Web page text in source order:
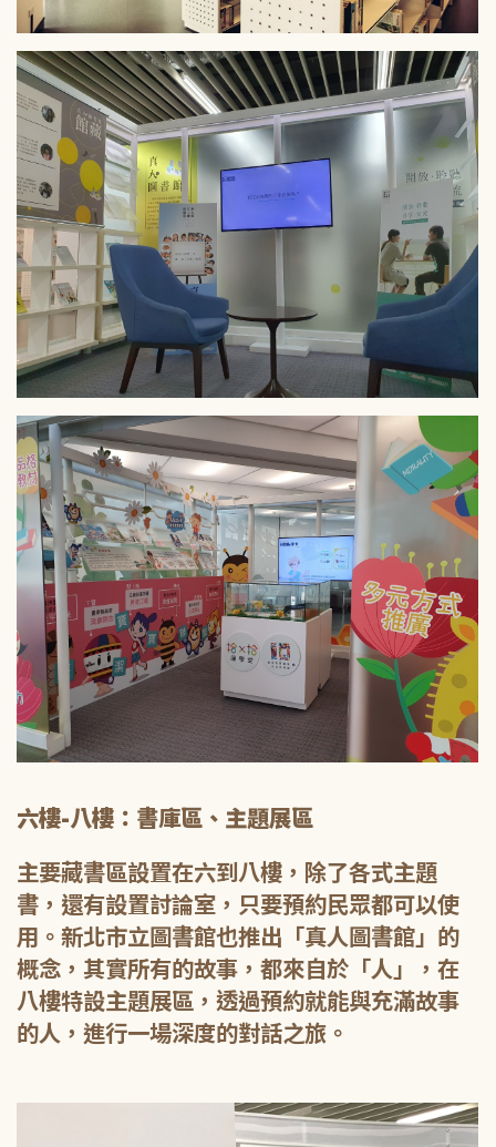
六樓-八樓：書庫區、主題展區
主要藏書區設置在六到八樓，除了各式主題
書，還有設置討論室，只要預約民眾都可以使
用。新北市立圖書館也推出「真人圖書館」的
概念，其實所有的故事，都來自於「人」，在
八樓特設主題展區，透過預約就能與充滿故事
的人，進行一場深度的對話之旅。